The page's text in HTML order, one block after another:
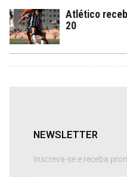
Atlético
20
NEWSLETTER
Inscreva-se e receba